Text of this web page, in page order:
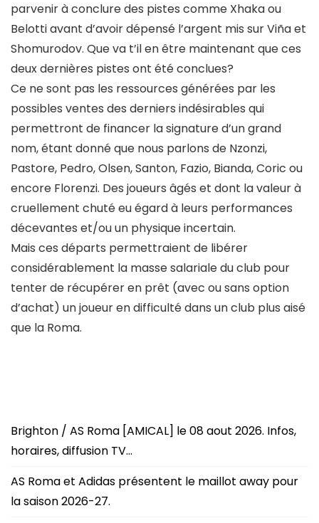
parvenir à conclure des pistes comme Xhaka ou
Belotti avant d’avoir dépensé l’argent mis sur Viña et
Shomurodov. Que va t’il en être maintenant que ces
deux dernières pistes ont été conclues?
Ce ne sont pas les ressources générées par les
possibles ventes des derniers indésirables qui
permettront de financer la signature d’un grand
nom, étant donné que nous parlons de Nzonzi,
Pastore, Pedro, Olsen, Santon, Fazio, Bianda, Coric ou
encore Florenzi. Des joueurs âgés et dont la valeur à
cruellement chuté eu égard à leurs performances
décevantes et/ou un physique incertain.
Mais ces départs permettraient de libérer
considérablement la masse salariale du club pour
tenter de récupérer en prêt (avec ou sans option
d’achat) un joueur en difficulté dans un club plus aisé
que la Roma.
Brighton / AS Roma [AMICAL] le 08 aout 2026. Infos,
horaires, diffusion TV…
AS Roma et Adidas présentent le maillot away pour
la saison 2026-27.